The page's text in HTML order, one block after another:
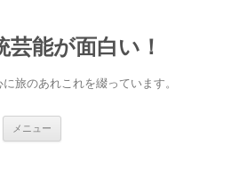
芸能が面白い！
旅のあれこれを綴っています。
メニュー